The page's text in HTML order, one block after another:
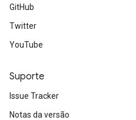
GitHub
Twitter
YouTube
Suporte
Issue Tracker
Notas da versão